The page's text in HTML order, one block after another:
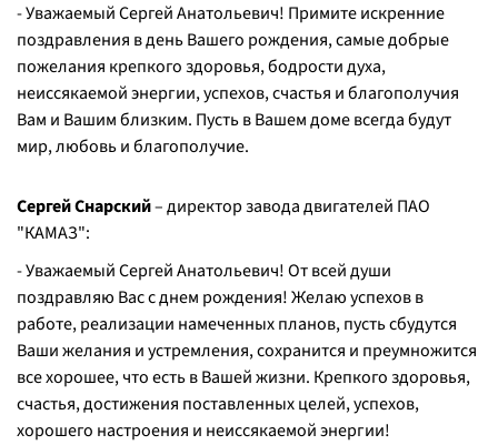
- Уважаемый Сергей Анатольевич! Примите искренние
поздравления в день Вашего рождения, самые добрые
пожелания крепкого здоровья, бодрости духа,
неиссякаемой энергии, успехов, счастья и благополучия
Вам и Вашим близким. Пусть в Вашем доме всегда будут
мир, любовь и благополучие.
Сергей Снарский– директор завода двигателей ПАО
"КАМАЗ":
- Уважаемый Сергей Анатольевич! От всей души
поздравляю Вас с днем рождения! Желаю успехов в
работе, реализации намеченных планов, пусть сбудутся
Ваши желания и устремления, сохранится и преумножится
все хорошее, что есть в Вашей жизни. Крепкого здоровья,
счастья, достижения поставленных целей, успехов,
хорошего настроения и неиссякаемой энергии!